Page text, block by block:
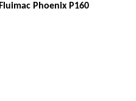
Phoenix P160